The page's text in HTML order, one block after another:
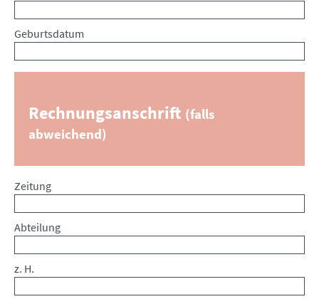
Geburtsdatum
Rechnungsanschrift (falls
abweichend)
Zeitung
Abteilung
z. H.